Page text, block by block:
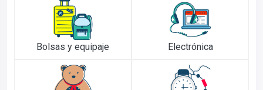
Bolsas y equipaje Electrónica